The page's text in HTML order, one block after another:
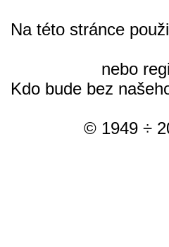
Na této stránce
nebo
Kdo bude bez
© 1949 ÷